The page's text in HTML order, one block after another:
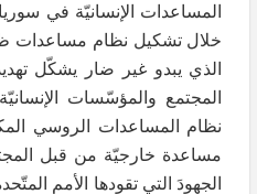
المساعدات الإنسانيّة في
خلال تشكيل نظام مساعدات
الذي يبدو غير ضار يشكّل
المجتمع والمؤسّسات
نظام المساعدات الروسي
مساعدة خارجيّة من قبل
الجهودَ التي تقودها الأمم